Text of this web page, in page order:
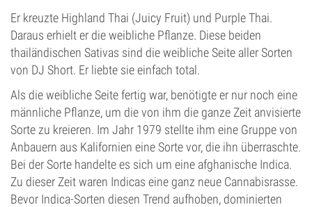
Er kreuzte Highland Thai (Juicy Fruit) und Purple Thai.
Daraus erhielt er die weibliche Pflanze. Diese beiden
thailändischen Sativas sind die weibliche Seite aller Sorten
von DJ Short. Er liebte sie einfach total.
Als die weibliche Seite fertig war, benötigte er nur noch eine
männliche Pflanze, um die von ihm die ganze Zeit anvisierte
Sorte zu kreieren. Im Jahr 1979 stellte ihm eine Gruppe von
Anbauern aus Kalifornien eine Sorte vor, die ihn überraschte.
Bei der Sorte handelte es sich um eine afghanische Indica.
Zu dieser Zeit waren Indicas eine ganz neue Cannabisrasse.
Bevor Indica-Sorten diesen Trend aufhoben, dominierten